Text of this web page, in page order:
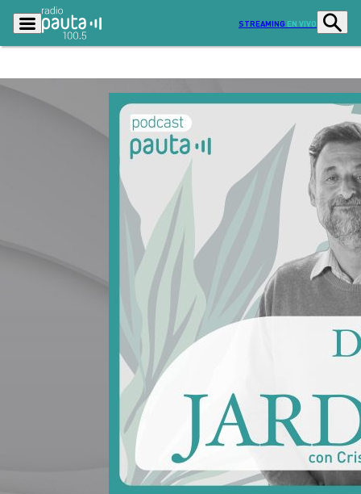
STREAMING EN VIVO
Podcasts Programas
Actualidad
Economía
Sostenibilidad
Deportes
Entretención y Cultura Opinión
Contenido Patrocinado